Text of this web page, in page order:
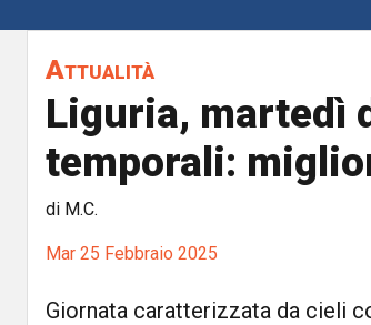
Attualità
Liguria, martedì
temporali:
di M.C.
Mar 25 Febbraio 2025
Giornata caratterizzata da cieli